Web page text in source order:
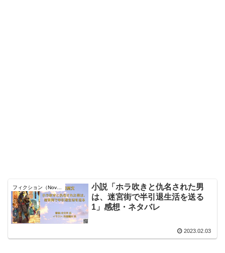
フィクション（Novel）
小説「ホラ吹きと仇名された男
は、迷宮街で半引退生活を送る
1」感想・ネタバレ
2023.02.03